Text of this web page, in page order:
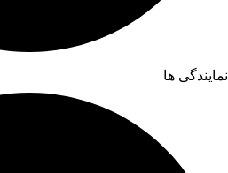
نمایندگی ها